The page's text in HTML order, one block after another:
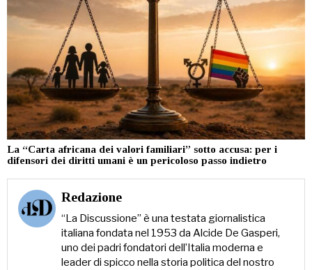
La “Carta africana dei valori familiari” sotto accusa: per i
difensori dei diritti umani è un pericoloso passo indietro
Redazione
“La Discussione” è una testata giornalistica
italiana fondata nel 1953 da Alcide De Gasperi,
uno dei padri fondatori dell’Italia moderna e
leader di spicco nella storia politica del nostro